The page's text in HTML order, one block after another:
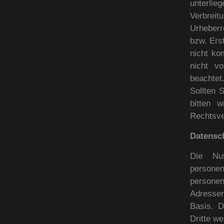
bzw.
nicht
nicht
Sollten
bitten
Die
Basis.
Dritte